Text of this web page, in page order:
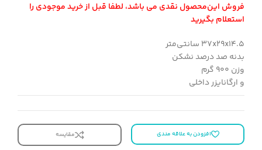
فروش این‌محصول نقدی می باشد، لطفا قبل از خرید موجودی را
استعلام بگیرید
37x29x14.5 سانتی‌متر
بدنه صد درصد نشکن
وزن ۹۰۰ گرم
و ارگانایزر داخلی
افزودن به علاقه مندی مقایسه